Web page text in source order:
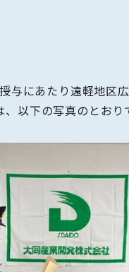
にあたり遠軽地区
以下の写真のとおり